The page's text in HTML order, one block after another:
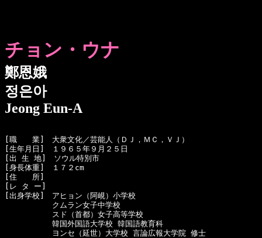
チョン・ウナ
鄭恩娥
정은아
Jeong Eun-A
[職　　業]　大衆文化／芸能人（ＤＪ，ＭＣ，ＶＪ）
[生年月日]　１９６５年９月２５日
[出 生 地]　ソウル特別市
[身長体重]　１７２cm
[住　　所]
[レ タ ー]
[出身学校]　アヒョン（阿峴）小学校
  　　　　　クムラン女子中学校
  　　　　　スド（首都）女子高等学校
  　　　　　韓国外国語大学校 韓国語教育科
  　　　　　ヨンセ（延世）大学校 言論広報大学院 修士